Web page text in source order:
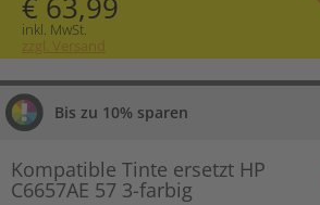
€ 63,99
inkl. MwSt.
zzgl. Versand
Bis zu 10% sparen
Kompatible Tinte ersetzt HP
C6657AE 57 3-farbig